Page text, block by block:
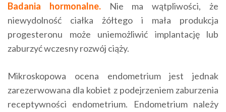
Badania hormonalne.Nie ma wątpliwości, że
niewydolność ciałka żółtego i mała produkcja
progesteronu może uniemożliwić implantację lub
zaburzyć wczesny rozwój ciąży.
Mikroskopowa ocena endometrium jest jednak
zarezerwowana dla kobiet z podejrzeniem zaburzenia
receptywności endometrium. Endometrium należy